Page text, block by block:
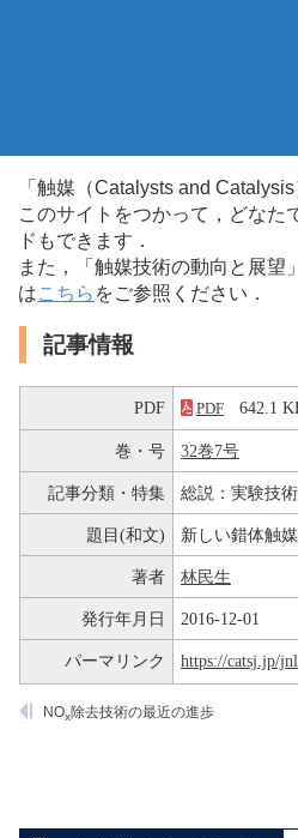
「触媒（Catalysts and
このサイトをつかって，どなた
ドもできます．
また，「触媒技術の動向と展
はこちら をご参照ください．
記事情報
PDF PDF 642.1
巻・号 32巻7号
記事分類・特集 総説：実験技
題目(和文) 新しい錯体触
著者 林民生
発行年月日 2016-12-01
パーマリンク https://catsj.jp/
NOx除去技術の最近の進歩